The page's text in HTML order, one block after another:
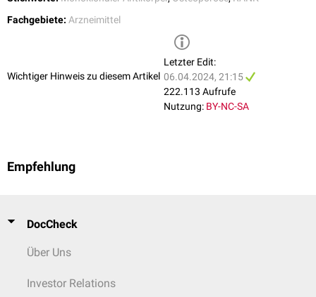
Fachgebiete: Arzneimittel
Wichtiger Hinweis zu diesem Artikel
Letzter Edit:
06.04.2024, 21:15
222.113 Aufrufe
Nutzung: BY-NC-SA
Empfehlung
DocCheck
Über Uns
Investor Relations